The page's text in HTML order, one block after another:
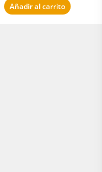
Añadir al carrito